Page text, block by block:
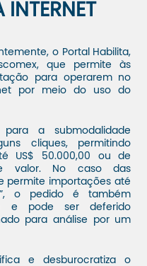
INTERNET
o Portal Habilita,
que permite às
para operarem no
por meio do uso do
a submodalidade
cliques, permitindo
US$ 50.000,00 ou de
valor. No caso das
permite importações até
o pedido é também
e pode ser deferido
para análise por um
e desburocratiza o